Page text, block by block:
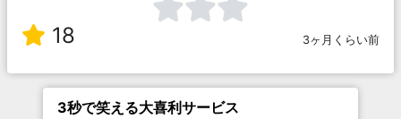
18 3ヶ月くらい前
3秒で笑える大喜利サービス